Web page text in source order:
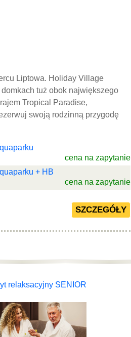
Liptowa. Holiday Village
tuż obok największego
Tropical Paradise,
swoją rodzinną przygodę
cena na zapytanie
+ HB
cena na zapytanie
relaksacyjny SENIOR